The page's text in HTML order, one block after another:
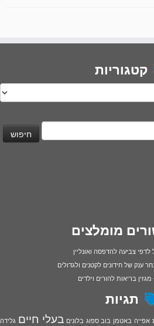
קטגוריות
מומלצים
צביעה להדפסה ואונליין
ענק של חידונים לקטנים ולגדולים
מגזין בריאות להורים וילדים
תגיות
אפייה באטמן בוב ספוג בלונים בעלי חיים גלידה